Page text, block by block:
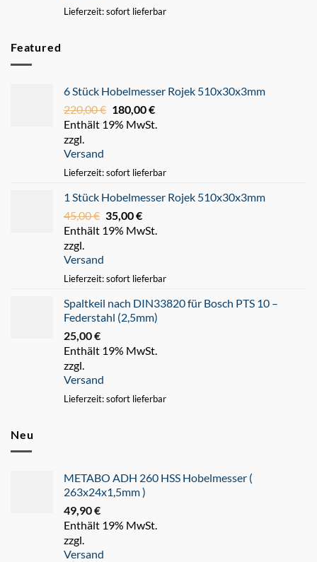
Lieferzeit: sofort lieferbar
Featured
6 Stück Hobelmesser Rojek 510x30x3mm
220,00€ Ursprünglicher
Preis
180,00€Aktueller
Preis
Enthält 19% MwSt.
zzgl.
Versand
Lieferzeit: sofort lieferbar
1 Stück Hobelmesser Rojek 510x30x3mm
45,00€ Ursprünglicher
Preis
35,00€Aktueller
Preis
Enthält 19% MwSt.
zzgl.
Versand
Lieferzeit: sofort lieferbar
Spaltkeil nach DIN33820 für Bosch PTS 10 –
Federstahl (2,5mm)
25,00€
Enthält 19% MwSt.
zzgl.
Versand
Lieferzeit: sofort lieferbar
Neu
METABO ADH 260 HSS Hobelmesser (
263x24x1,5mm )
49,90€
Enthält 19% MwSt.
zzgl.
Versand